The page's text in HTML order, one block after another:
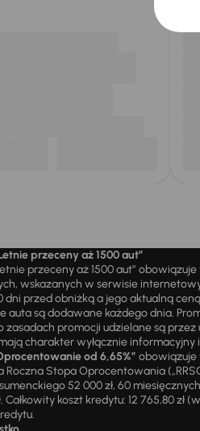
przeceny aż 1500 aut”
przeceny aż 1500 aut”
wskazanych w serwisie
dni przed obniżką a jego aktualną
auta są dodawane każdego dnia.
zasadach promocji udzielane są
charakter wyłącznie
od 6,65%” obowiązuje
Roczna Stopa Oprocentowania
52 000 zł, 60
Całkowity koszt kredytu: 12 765,80 zł